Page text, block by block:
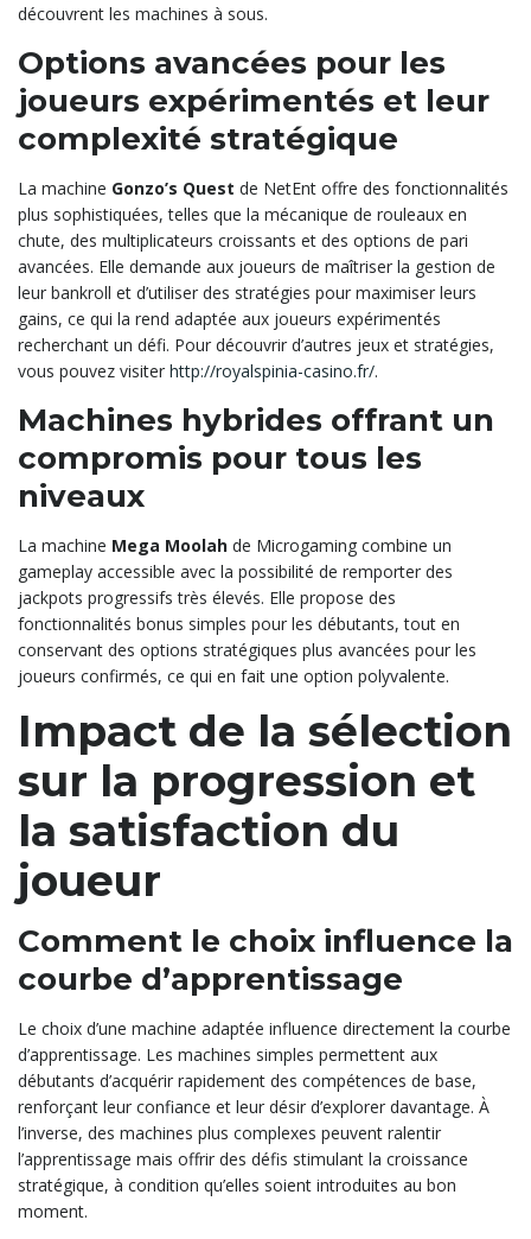
découvrent les machines à sous.
Options avancées pour les
joueurs expérimentés et leur
complexité stratégique
La machine Gonzo’s Quest de NetEnt offre des fonctionnalités
plus sophistiquées, telles que la mécanique de rouleaux en
chute, des multiplicateurs croissants et des options de pari
avancées. Elle demande aux joueurs de maîtriser la gestion de
leur bankroll et d’utiliser des stratégies pour maximiser leurs
gains, ce qui la rend adaptée aux joueurs expérimentés
recherchant un défi. Pour découvrir d’autres jeux et stratégies,
vous pouvez visiter http://royalspinia-casino.fr/.
Machines hybrides offrant un
compromis pour tous les
niveaux
La machine Mega Moolah de Microgaming combine un
gameplay accessible avec la possibilité de remporter des
jackpots progressifs très élevés. Elle propose des
fonctionnalités bonus simples pour les débutants, tout en
conservant des options stratégiques plus avancées pour les
joueurs confirmés, ce qui en fait une option polyvalente.
Impact de la sélection
sur la progression et
la satisfaction du
joueur
Comment le choix influence la
courbe d’apprentissage
Le choix d’une machine adaptée influence directement la courbe
d’apprentissage. Les machines simples permettent aux
débutants d’acquérir rapidement des compétences de base,
renforçant leur confiance et leur désir d’explorer davantage. À
l’inverse, des machines plus complexes peuvent ralentir
l’apprentissage mais offrir des défis stimulant la croissance
stratégique, à condition qu’elles soient introduites au bon
moment.